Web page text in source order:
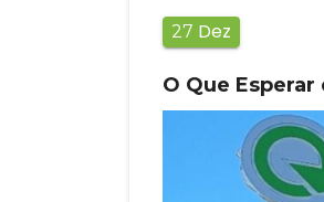
27 Dez
O Que